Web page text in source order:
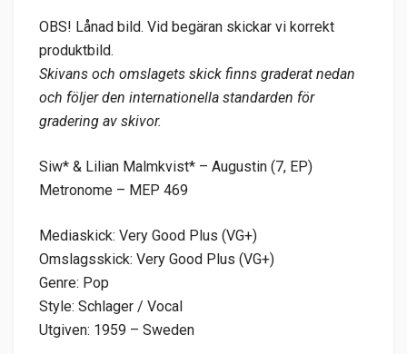
OBS! Lånad bild. Vid begäran skickar vi korrekt
produktbild.
Skivans och omslagets skick finns graderat nedan
och följer den internationella standarden för
gradering av skivor.
Siw* & Lilian Malmkvist* – Augustin (7, EP)
Metronome – MEP 469
Mediaskick: Very Good Plus (VG+)
Omslagsskick: Very Good Plus (VG+)
Genre: Pop
Style: Schlager / Vocal
Utgiven: 1959 – Sweden